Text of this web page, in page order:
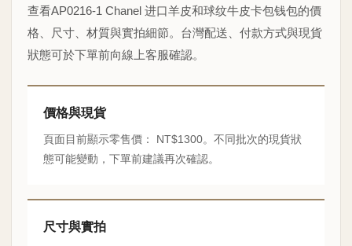
查看AP0216-1 Chanel 进口羊皮和球纹牛皮卡包钱包的價
格、尺寸、材質與實拍細節。台灣配送、付款方式與現貨
狀態可於下單前向線上客服確認。
價格與現貨
頁面目前顯示零售價： NT$1300。不同批次的現貨狀
態可能變動，下單前建議再次確認。
尺寸與實拍